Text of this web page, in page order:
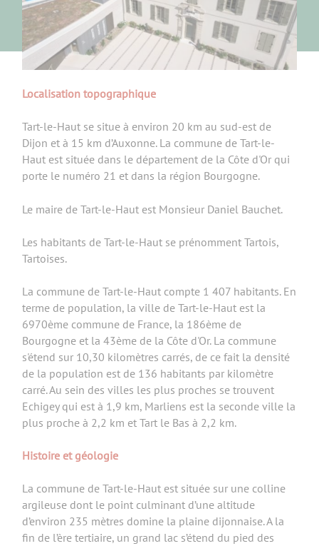
Localisation topographique
Tart-le-Haut se situe à environ 20 km au sud-est de
Dijon et à 15 km d’Auxonne. La commune de Tart-le-
Haut est située dans le département de la Côte d'Or qui
porte le numéro 21 et dans la région Bourgogne.
Le maire de Tart-le-Haut est Monsieur Daniel Bauchet.
Les habitants de Tart-le-Haut se prénomment Tartois,
Tartoises.
La commune de Tart-le-Haut compte 1 407 habitants. En
terme de population, la ville de Tart-le-Haut est la
6970ème commune de France, la 186ème de
Bourgogne et la 43ème de la Côte d'Or. La commune
s'étend sur 10,30 kilomètres carrés, de ce fait la densité
de la population est de 136 habitants par kilomètre
carré. Au sein des villes les plus proches se trouvent
Echigey qui est à 1,9 km, Marliens est la seconde ville la
plus proche à 2,2 km et Tart le Bas à 2,2 km.
Histoire et géologie
La commune de Tart-le-Haut est située sur une colline
argileuse dont le point culminant d’une altitude
d’environ 235 mètres domine la plaine dijonnaise. A la
fin de l’ère tertiaire, un grand lac s’étend du pied des